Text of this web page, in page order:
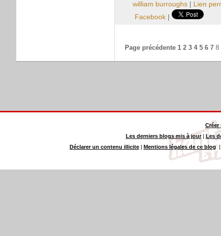
william burroughs|
Lien
Facebook|
Page précédente 1 2 3 4 5 6 7 8
Créer
Les derniers blogs mis à jour| Les
Déclarer un contenu illicite | Mentions légales de ce blog